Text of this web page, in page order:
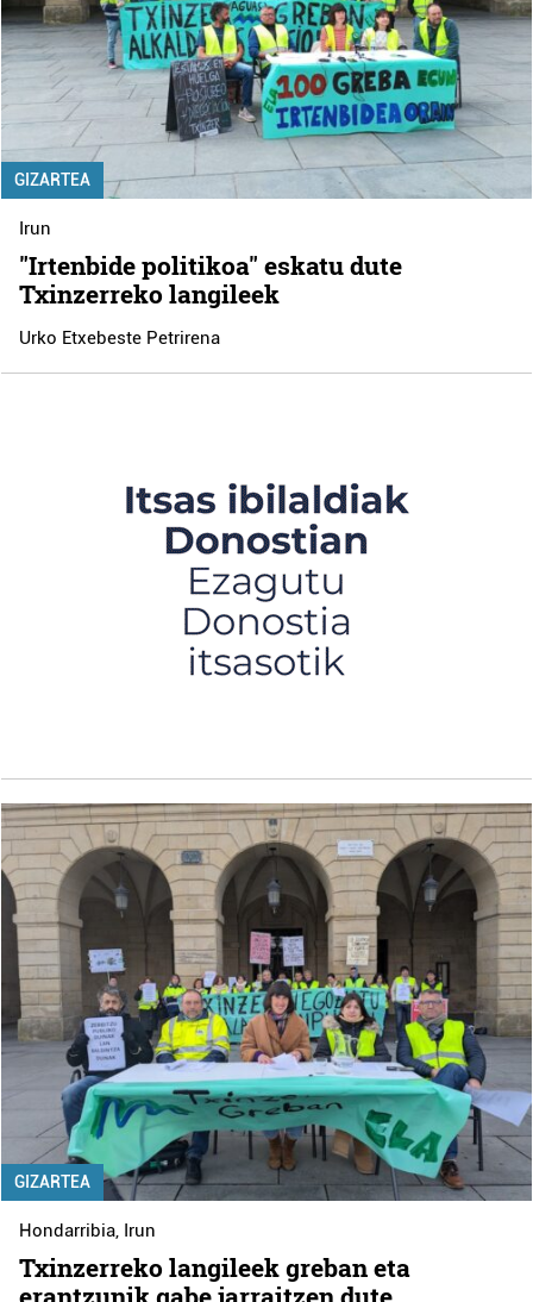
GIZARTEA
Irun
"Irtenbide politikoa" eskatu dute
Txinzerreko langileek
Urko Etxebeste Petrirena
GIZARTEA
Hondarribia, Irun
Txinzerreko langileek greban eta